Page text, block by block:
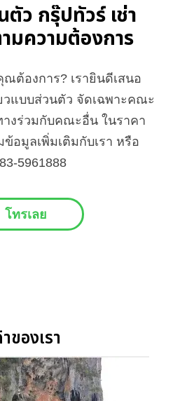
ว กรุ๊ปทัวร์ เช่า
ามความต้องการ
ต้องการ? เรายินดีเสนอ
วแบบส่วนตัว จัดเฉพาะคณะ
งร่วมกับคณะอื่น ในราคา
อมูลเพิ่มเติมกับเรา หรือ
5961888
โทรเลย
ของเรา